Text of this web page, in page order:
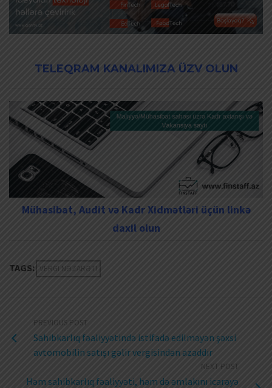
TELEQRAM KANALIMIZA ÜZV OLUN
Mühasibat, Audit və Kadr Xidmətləri üçün linkə
daxil olun
TAGS: VERGI NƏZARƏTI
PREVIOUS POST
Sahibkarlıq fəaliyyətində istifadə edilməyən şəxsi
avtomobilin satışı gəlir vergisindən azaddır
NEXT POST
Həm sahibkarlıq fəaliyyəti, həm də əmlakını icarəyə